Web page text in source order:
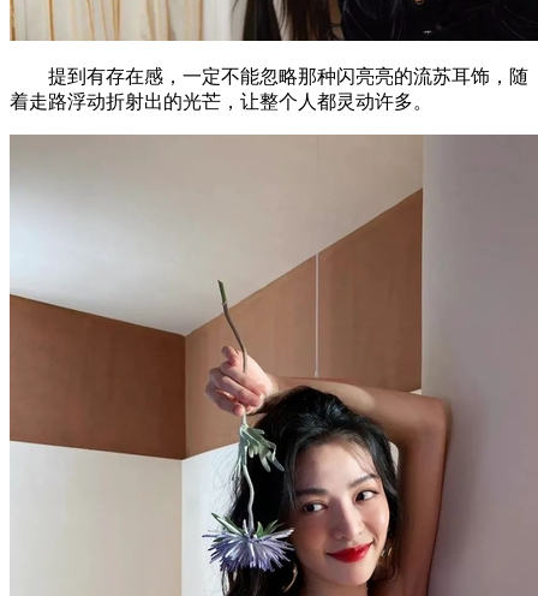
提到有存在感，一定不能忽略那种闪亮亮的流苏耳饰，随
着走路浮动折射出的光芒，让整个人都灵动许多。